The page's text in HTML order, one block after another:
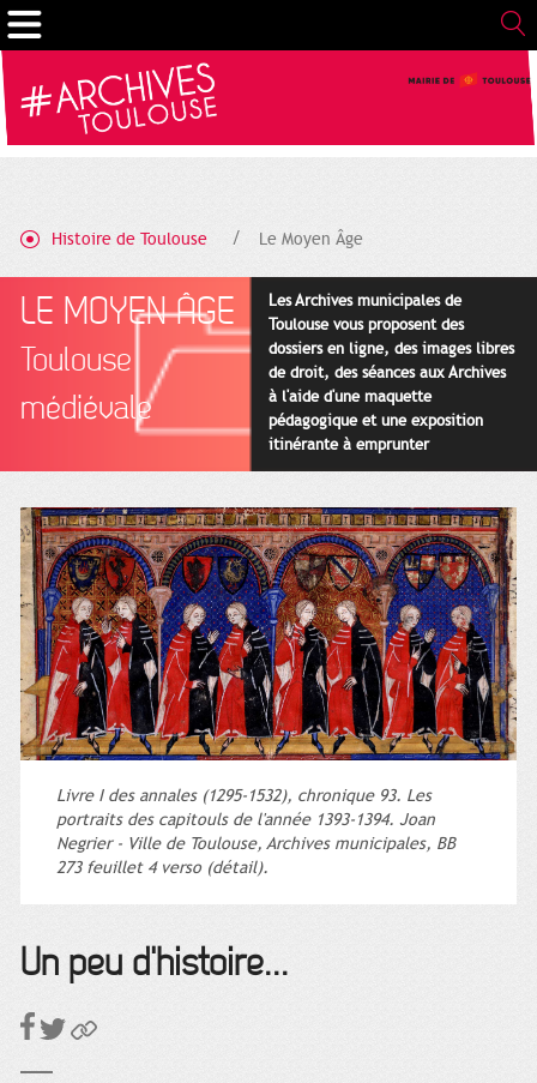
Histoire de Toulouse Le Moyen Âge
LE MOYEN ÂGE
Toulouse
médiévale
Les Archives municipales de
Toulouse vous proposent des
dossiers en ligne, des images libres
de droit, des séances aux Archives
à l'aide d'une maquette
pédagogique et une exposition
itinérante à emprunter
gratuitement.
Livre I des annales (1295-1532), chronique 93. Les
portraits des capitouls de l'année 1393-1394. Joan
Negrier - Ville de Toulouse, Archives municipales, BB
273 feuillet 4 verso (détail).
Un peu d'histoire...
Gestion de vos préférences sur les cookies